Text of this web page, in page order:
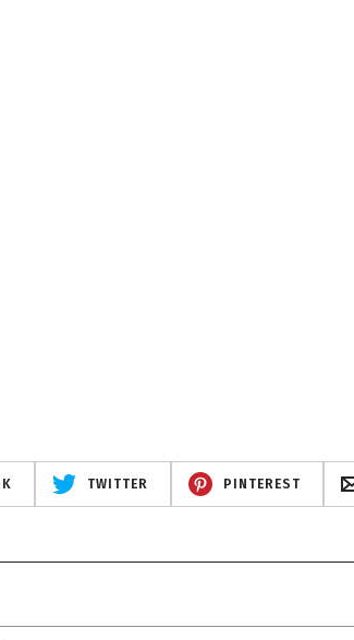
TWITTER PINTEREST